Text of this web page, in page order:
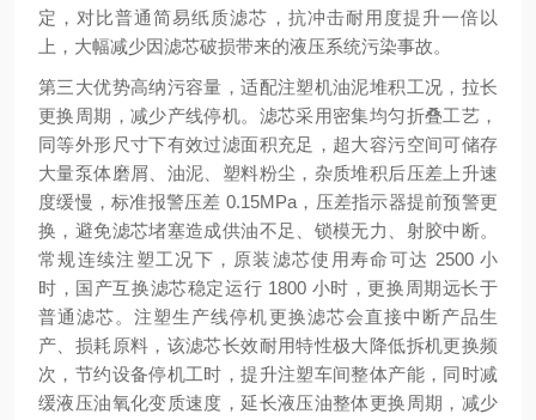
定，对比普通简易纸质滤芯，抗冲击耐用度提升一倍以
上，大幅减少因滤芯破损带来的液压系统污染事故。
第三大优势高纳污容量，适配注塑机油泥堆积工况，拉长
更换周期，减少产线停机。滤芯采用密集均匀折叠工艺，
同等外形尺寸下有效过滤面积充足，超大容污空间可储存
大量泵体磨屑、油泥、塑料粉尘，杂质堆积后压差上升速
度缓慢，标准报警压差 0.15MPa，压差指示器提前预警更
换，避免滤芯堵塞造成供油不足、锁模无力、射胶中断。
常规连续注塑工况下，原装滤芯使用寿命可达 2500 小
时，国产互换滤芯稳定运行 1800 小时，更换周期远长于
普通滤芯。注塑生产线停机更换滤芯会直接中断产品生
产、损耗原料，该滤芯长效耐用特性极大降低拆机更换频
次，节约设备停机工时，提升注塑车间整体产能，同时减
缓液压油氧化变质速度，延长液压油整体更换周期，减少